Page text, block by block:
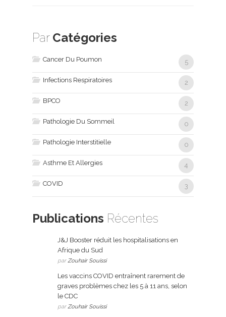
Par Catégories
Cancer Du Poumon 5
Infections Respiratoires 2
BPCO 2
Pathologie Du Sommeil 0
Pathologie Interstitielle 0
Asthme Et Allergies 4
COVID 3
Publications Récentes
J&J Booster réduit les hospitalisations en
Afrique du Sud
parZouhair Souissi
Les vaccins COVID entraînent rarement de
graves problèmes chez les 5 à 11 ans, selon
le CDC
parZouhair Souissi